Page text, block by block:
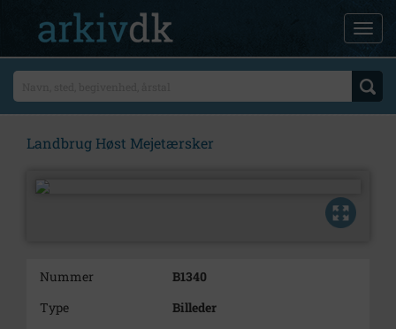
Landbrug Høst Mejetærsker
Nummer
B1340
Type
Billeder